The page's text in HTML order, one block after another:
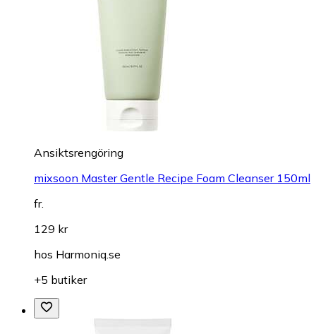
Ansiktsrengöring
mixsoon Master Gentle Recipe Foam Cleanser 150ml
fr.
129 kr
hos Harmoniq.se
+5 butiker